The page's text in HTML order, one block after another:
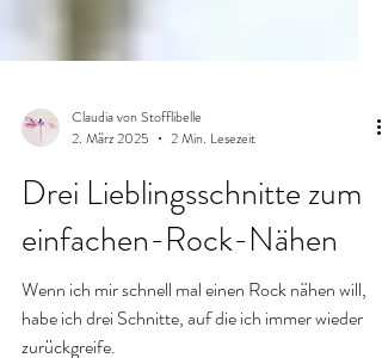
Claudia von Stofflibelle
2. März 2025
2 Min. Lesezeit
Drei Lieblingsschnitte zum
einfachen-Rock-Nähen